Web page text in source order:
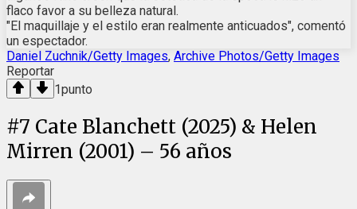
flaco favor a su belleza natural.
"El maquillaje y el estilo eran realmente anticuados", comentó
un espectador.
Daniel Zuchnik/Getty Images, Archive Photos/Getty Images
Reportar
1punto
#7 Cate Blanchett (2025) & Helen
Mirren (2001) – 56 años